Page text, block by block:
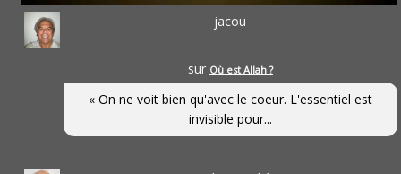
jacou
sur Où est Allah ?
« On ne voit bien qu'avec le coeur. L'essentiel est
invisible pour...